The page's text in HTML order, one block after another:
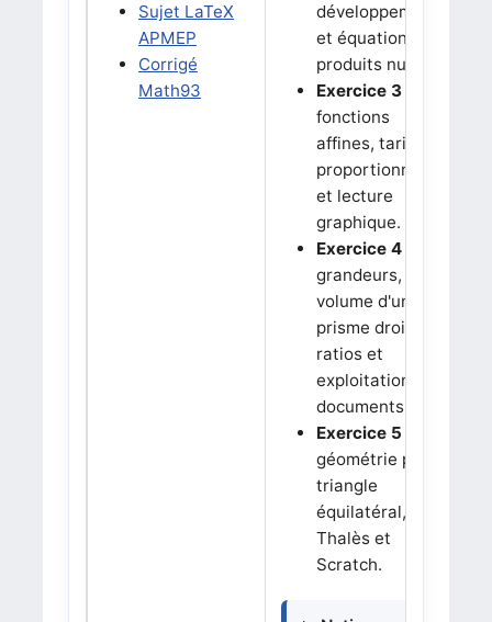
Sujet LaTeX
APMEP
Corrigé
Math93
développement
et équations
produits nuls.
Exercice 3 :
fonctions
affines, tarifs,
proportionnalité
et lecture
graphique.
Exercice 4 :
grandeurs,
volume d'un
prisme droit,
ratios et
exploitation de
documents.
Exercice 5 :
géométrie plane,
triangle
équilatéral,
Thalès et
Scratch.